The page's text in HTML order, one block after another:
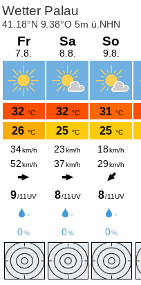
Wetter Palau
41.18°N 9.38°O 5m ü.NHN
Fr
7.8.
32 °C
26 °C
34km/h
52km/h
9/11UV
-
0%
Sa
8.8.
32 °C
25 °C
23km/h
37km/h
8/11UV
-
0%
So
9.8.
31 °C
25 °C
18km/h
29km/h
8/11UV
-
0%